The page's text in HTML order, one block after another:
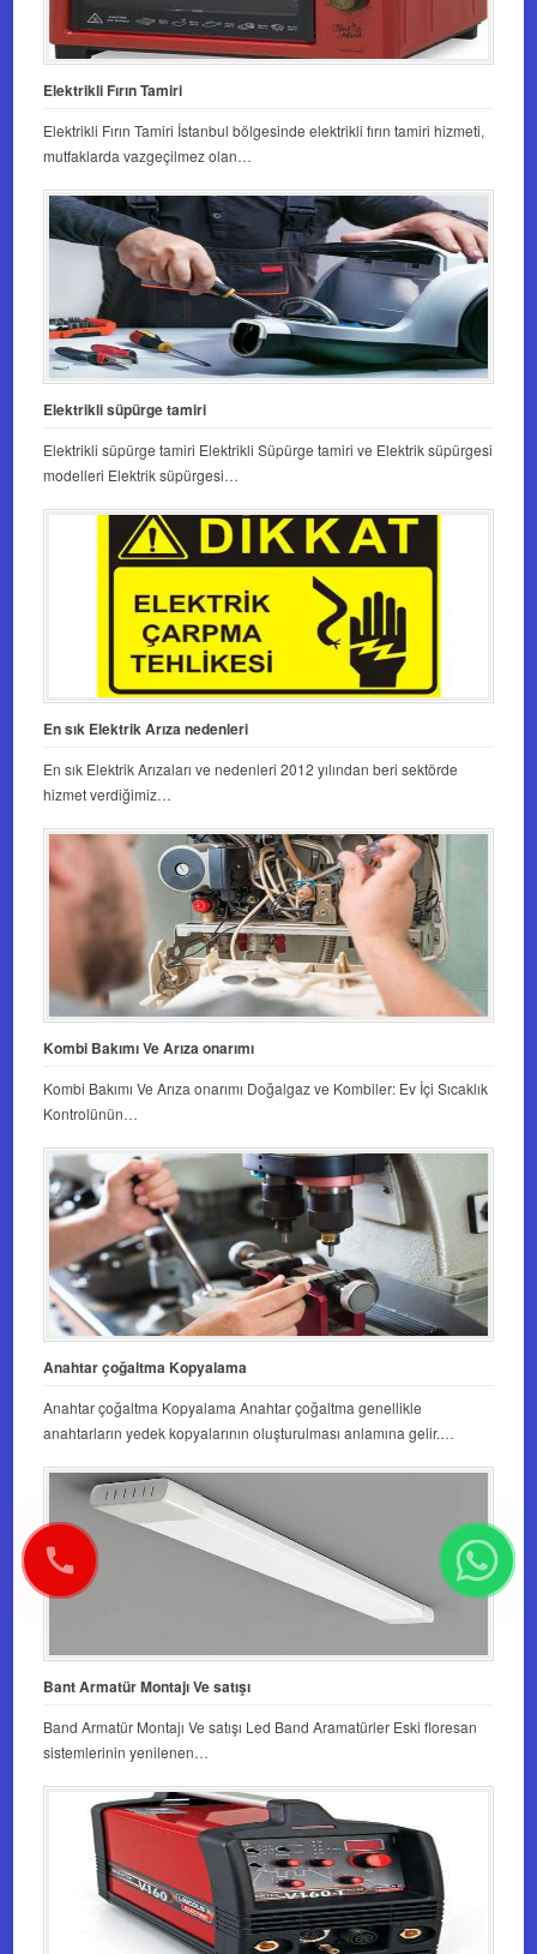
Elektrikli Fırın Tamiri
Elektrikli Fırın Tamiri İstanbul bölgesinde elektrikli fırın tamiri hizmeti,
mutfaklarda vazgeçilmez olan…
Elektrikli süpürge tamiri
Elektrikli süpürge tamiri Elektrikli Süpürge tamiri ve Elektrik süpürgesi
modelleri Elektrik süpürgesi…
En sık Elektrik Arıza nedenleri
En sık Elektrik Arızaları ve nedenleri 2012 yılından beri sektörde
hizmet verdiğimiz…
Kombi Bakımı Ve Arıza onarımı
Kombi Bakımı Ve Arıza onarımı Doğalgaz ve Kombiler: Ev İçi Sıcaklık
Kontrolünün…
Anahtar çoğaltma Kopyalama
Anahtar çoğaltma Kopyalama Anahtar çoğaltma genellikle
anahtarların yedek kopyalarının oluşturulması anlamına gelir.…
Bant Armatür Montajı Ve satışı
Band Armatür Montajı Ve satışı Led Band Aramatürler Eski floresan
sistemlerinin yenilenen…